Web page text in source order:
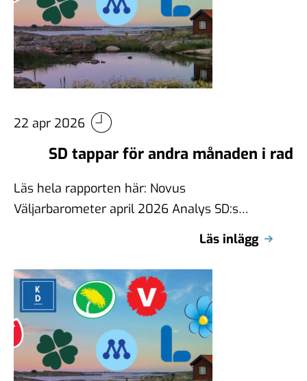
22 apr 2026
SD tappar för andra månaden i rad
Läs hela rapporten här: Novus
Väljarbarometer april 2026 Analys SD:s
Läs inlägg